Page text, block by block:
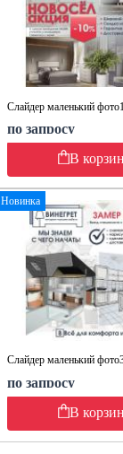
Слайдер маленький
по запросу
В
Новинка
Слайдер маленький
по запросу
В